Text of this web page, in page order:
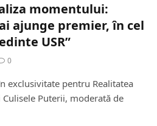
momentului:
ajunge premier, în cel
USR”
0
exclusivitate pentru Realitatea
Puterii, moderată de